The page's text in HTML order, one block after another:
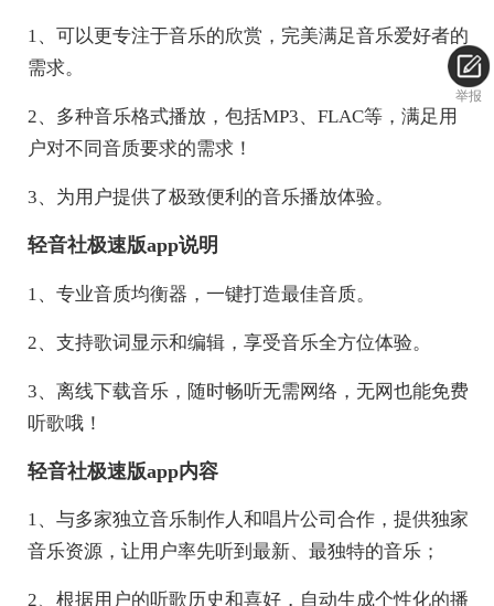
1、可以更专注于音乐的欣赏，完美满足音乐爱好者的
需求。
2、多种音乐格式播放，包括MP3、FLAC等，满足用
户对不同音质要求的需求！
3、为用户提供了极致便利的音乐播放体验。
轻音社极速版app说明
1、专业音质均衡器，一键打造最佳音质。
2、支持歌词显示和编辑，享受音乐全方位体验。
3、离线下载音乐，随时畅听无需网络，无网也能免费
听歌哦！
轻音社极速版app内容
1、与多家独立音乐制作人和唱片公司合作，提供独家
音乐资源，让用户率先听到最新、最独特的音乐；
2、根据用户的听歌历史和喜好，自动生成个性化的播
举报